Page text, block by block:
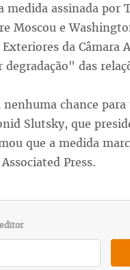
medida assinada por
Moscou e
da Câmara
das
chance para
Slutsky, que
que a medida
Press.